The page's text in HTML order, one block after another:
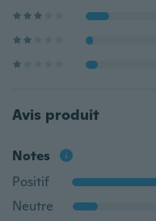
Avis produit
Notes
Positif
Neutre